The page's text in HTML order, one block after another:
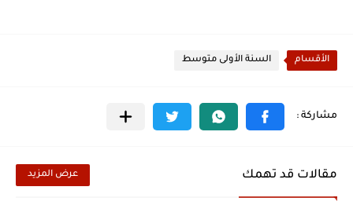
الأقسام السنة الأولى متوسط
مقالات قد تهمك عرض المزيد